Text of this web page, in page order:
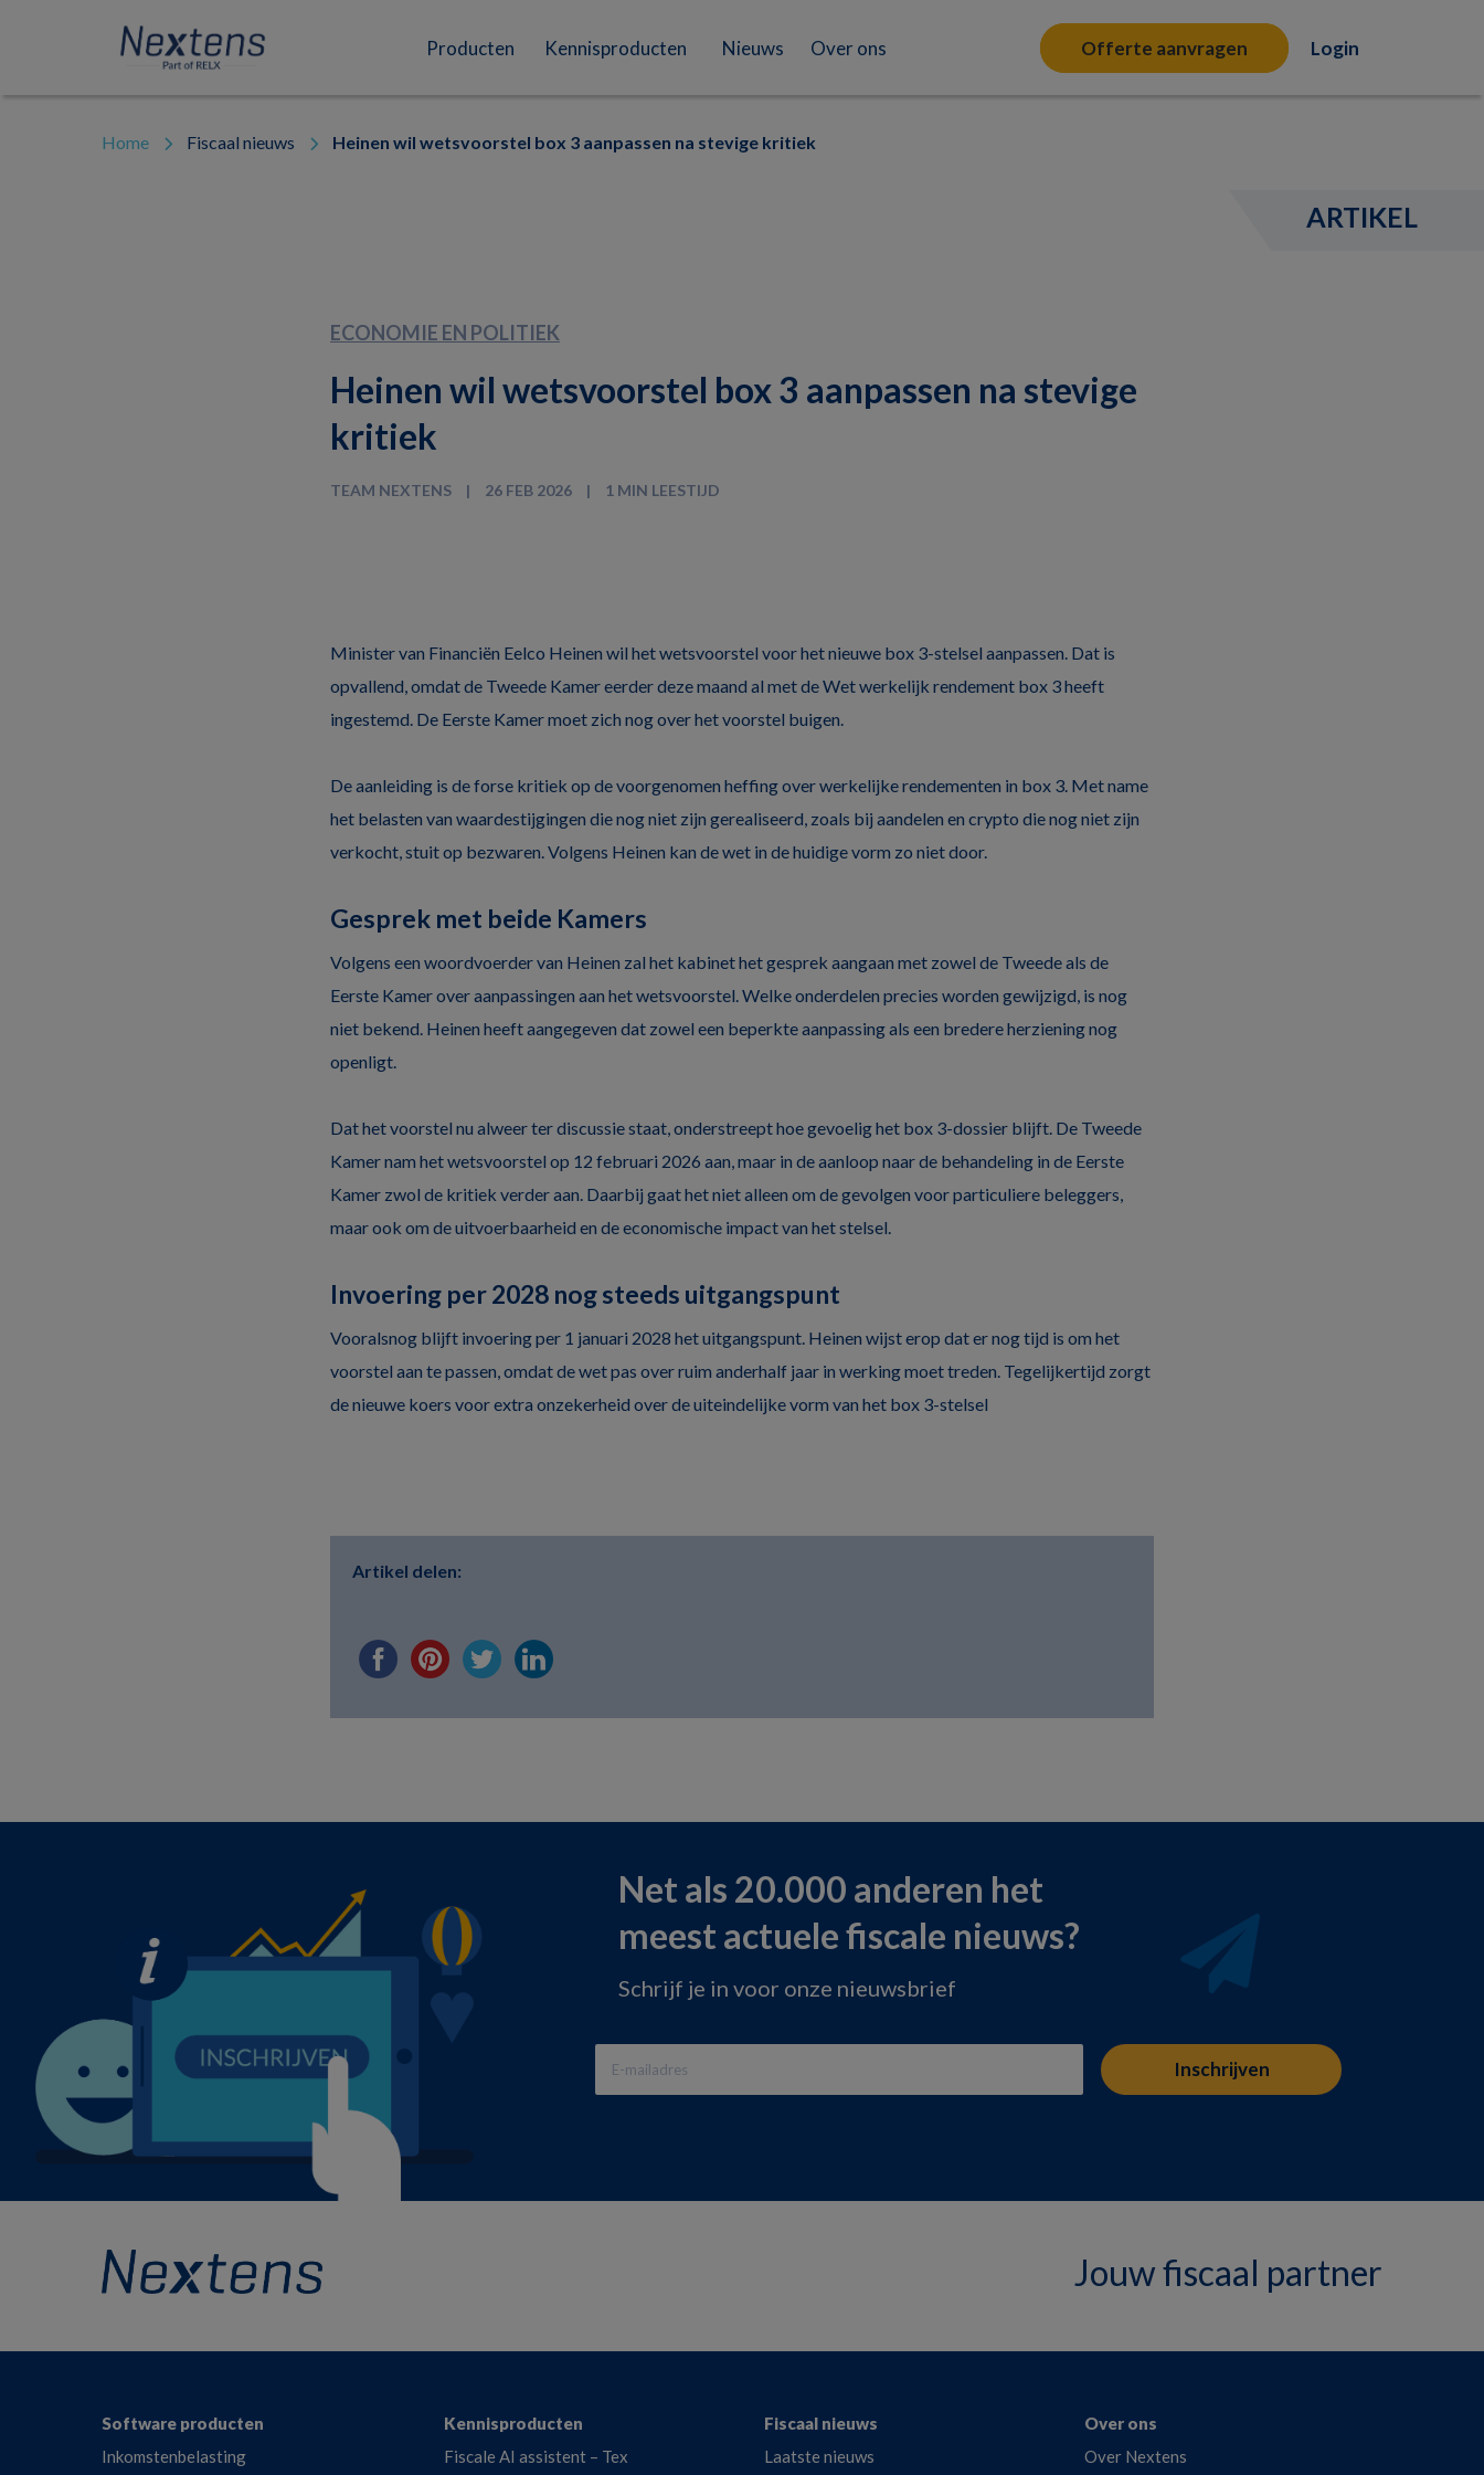
Nextens
Fiscaal
van
professionals
Producten Kennisproducten Nieuws Over ons Offerte aanvragen Login
Home Fiscaal nieuws Heinen wil wetsvoorstel box 3 aanpassen na stevige kritiek
ARTIKEL
ECONOMIE EN POLITIEK
Heinen wil wetsvoorstel box 3 aanpassen na stevige
kritiek
TEAM NEXTENS 26 FEB 2026 1 MIN LEESTIJD
Minister van Financiën Eelco Heinen wil het wetsvoorstel voor het nieuwe box 3-stelsel aanpassen. Dat is
opvallend, omdat de Tweede Kamer eerder deze maand al met de Wet werkelijk rendement box 3 heeft
ingestemd. De Eerste Kamer moet zich nog over het voorstel buigen.
De aanleiding is de forse kritiek op de voorgenomen heffing over werkelijke rendementen in box 3. Met name
het belasten van waardestijgingen die nog niet zijn gerealiseerd, zoals bij aandelen en crypto die nog niet zijn
verkocht, stuit op bezwaren. Volgens Heinen kan de wet in de huidige vorm zo niet door.
Gesprek met beide Kamers
Volgens een woordvoerder van Heinen zal het kabinet het gesprek aangaan met zowel de Tweede als de
Eerste Kamer over aanpassingen aan het wetsvoorstel. Welke onderdelen precies worden gewijzigd, is nog
niet bekend. Heinen heeft aangegeven dat zowel een beperkte aanpassing als een bredere herziening nog
openligt.
Dat het voorstel nu alweer ter discussie staat, onderstreept hoe gevoelig het box 3-dossier blijft. De Tweede
Kamer nam het wetsvoorstel op 12 februari 2026 aan, maar in de aanloop naar de behandeling in de Eerste
Kamer zwol de kritiek verder aan. Daarbij gaat het niet alleen om de gevolgen voor particuliere beleggers,
maar ook om de uitvoerbaarheid en de economische impact van het stelsel.
Invoering per 2028 nog steeds uitgangspunt
Vooralsnog blijft invoering per 1 januari 2028 het uitgangspunt. Heinen wijst erop dat er nog tijd is om het
voorstel aan te passen, omdat de wet pas over ruim anderhalf jaar in werking moet treden. Tegelijkertijd zorgt
de nieuwe koers voor extra onzekerheid over de uiteindelijke vorm van het box 3-stelsel
Artikel delen:
Net als 20.000 anderen het
meest actuele fiscale nieuws?
Schrijf je in voor onze nieuwsbrief
Jouw fiscaal partner
FooterSoftware producten
Inkomstenbelasting
Kennisproducten
Fiscale AI assistent – Tex
Fiscaal nieuws
Laatste nieuws
Over ons
Over Nextens